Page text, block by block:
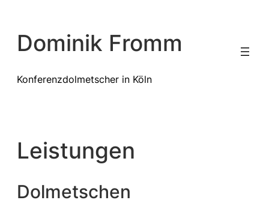
springen
Dominik Fromm
Konferenzdolmetscher in Köln
Leistungen
Dolmetschen